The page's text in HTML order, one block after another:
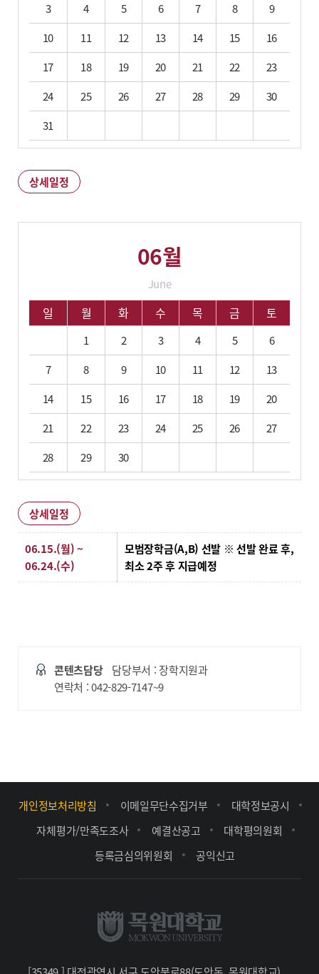
3
4 5 6 7 8
9
10
11 12 13 14 15
16
17
18 19 20 21 22
23
24
25 26 27 28 29
30
31
상세일정
06월
June
06월 학사 일정입니다.
일 월 화 수 목 금 토
1 2 3 4 5
6
7
8 9 10 11 12
13
14
15 16 17 18 19
20
21
22 23 24 25 26
27
28
29 30
상세일정
상세일정
06.15.(월) ~
06.24.(수)
모범장학금(A,B) 선발 ※ 선발 완료 후,
최소 2주 후 지급예정
콘텐츠담당
담당부서 : 장학지원과
연락처 : 042-829-7147~9
개인정보처리방침 이메일무단수집거부
대학정보공시
자체평가/만족도조사
예결산공고
대학평의원회
등록금심의위원회
공익신고